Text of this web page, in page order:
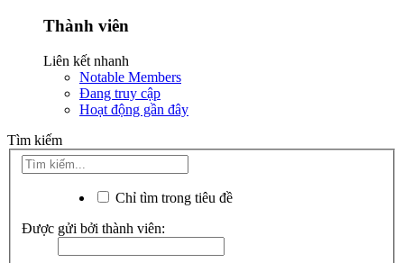
Thành viên
Liên kết nhanh
Notable Members
Đang truy cập
Hoạt động gần đây
Tìm kiếm
Chỉ tìm trong tiêu đề
Được gửi bởi thành viên: